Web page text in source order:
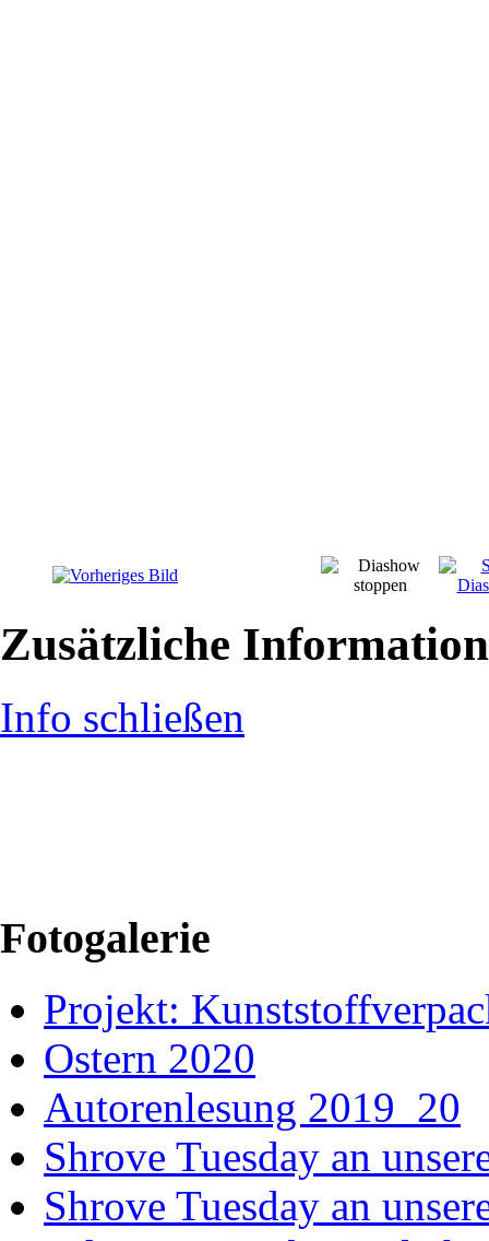
Zusätzliche
Info schließen
Fotogalerie
Projekt:
Ostern 2020
Autorenlesung 2019_20
Shrove Tuesday an
Shrove Tuesday an